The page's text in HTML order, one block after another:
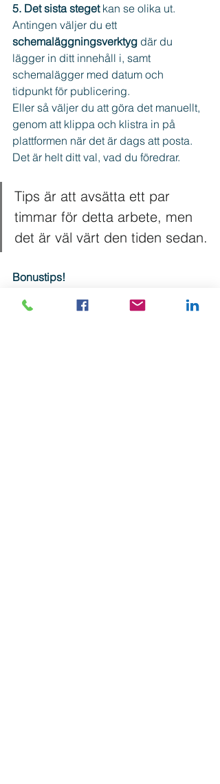
5. Det sista steget kan se olika ut.
Antingen väljer du ett
schemaläggningsverktyg där du
lägger in ditt innehåll i, samt
schemalägger med datum och
tidpunkt för publicering.
Eller så väljer du att göra det manuellt,
genom att klippa och klistra in på
plattformen när det är dags att posta.
Det är helt ditt val, vad du föredrar.
Tips är att avsätta ett par
timmar för detta arbete, men
det är väl värt den tiden sedan.
Bonustips!
upp eventuella kommentarer som